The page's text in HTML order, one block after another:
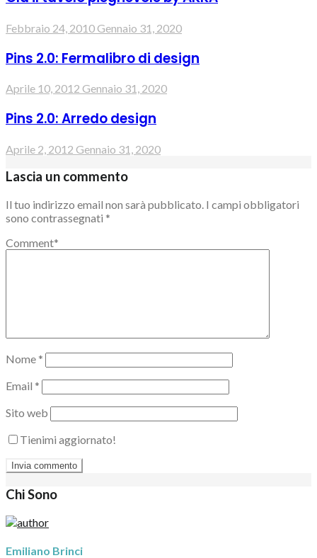
Febbraio 24, 2010Gennaio 31, 2020
Pins 2.0: Fermalibro di design
Aprile 10, 2012 Gennaio 31, 2020
Pins 2.0: Arredo design
Aprile 2, 2012 Gennaio 31, 2020
Lascia un commento
Il tuo indirizzo email non sarà pubblicato. I campi obbligatori
sono contrassegnati *
Comment*
Nome *
Email *
Sito web
Tienimi aggiornato!
Chi Sono
Emiliano Brinci